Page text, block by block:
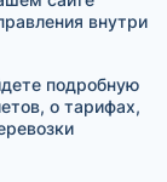
внутри
подробную
о тарифах,